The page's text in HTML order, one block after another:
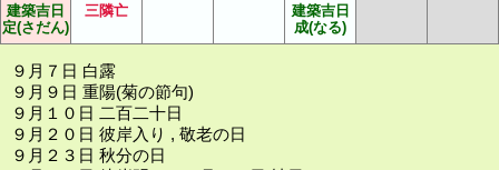
建築吉日
定(さだん)
三隣亡
建築吉日
成(なる)
９月７日 白露
９月９日 重陽(菊の節句)
９月１０日 二百二十日
９月２０日 彼岸入り , 敬老の日
９月２３日 秋分の日